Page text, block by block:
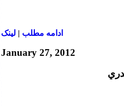
ادامه مطلب | لينک
January 27, 2012